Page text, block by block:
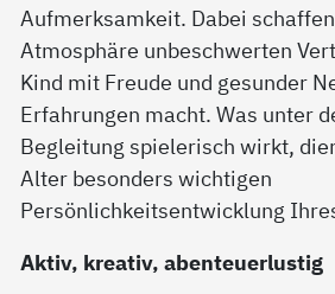
Aufmerksamkeit. Dabei
Atmosphäre unbeschwerten
Kind mit Freude und gesunder
Erfahrungen macht. Was unter
Begleitung spielerisch wirkt,
Alter besonders wichtigen
Persönlichkeitsentwicklung
Aktiv, kreativ, abenteuerlustig